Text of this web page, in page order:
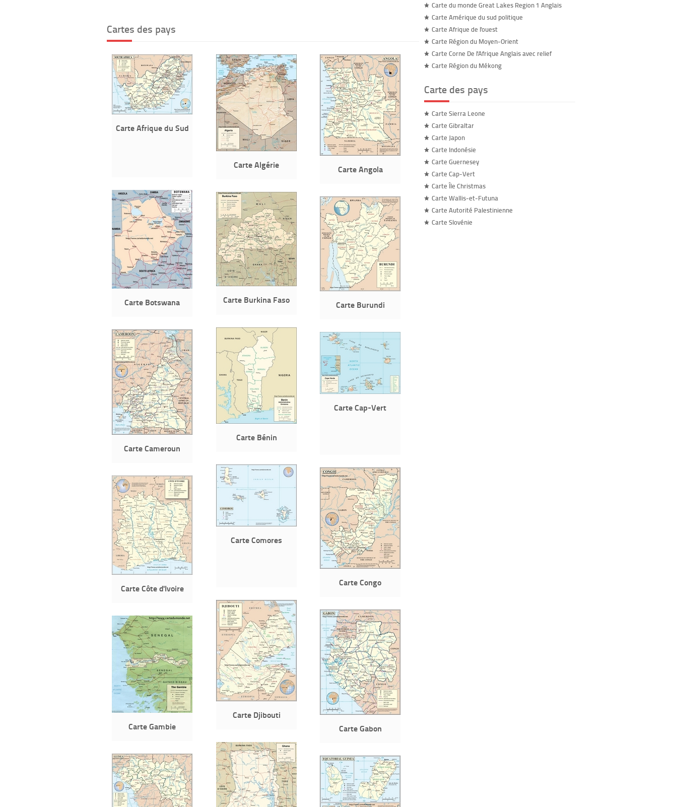
Cartes des pays
Carte Afrique du Sud
Carte Algérie Carte Angola
Carte Botswana Carte Burkina Faso Carte Burundi
Carte Bénin
Carte Cameroun
Carte Cap-Vert
Carte Comores
Carte Congo
Carte Côte d'Ivoire
Carte Djibouti
Carte Gabon
Carte Gambie
Carte du monde Great Lakes Region 1 Anglais
Carte Amérique du sud politique
Carte Afrique de l'ouest
Carte Région du Moyen-Orient
Carte Corne De l'Afrique Anglais avec relief
Carte Région du Mékong
Carte des pays
Carte Sierra Leone
Carte Gibraltar
Carte Japon
Carte Indonésie
Carte Guernesey
Carte Cap-Vert
Carte Île Christmas
Carte Wallis-et-Futuna
Carte Autorité Palestinienne
Carte Slovénie